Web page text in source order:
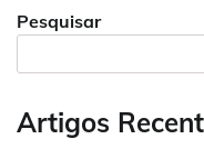
posts
Pesquisar
Artigos